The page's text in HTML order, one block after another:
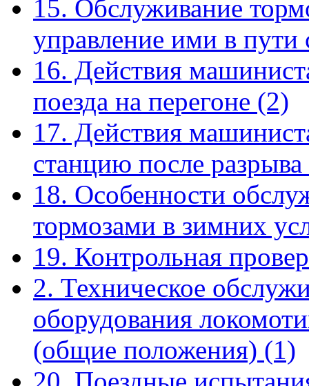
15. Обслуживание
управление ими в пути
16. Действия
поезда на перегоне (2)
17. Действия
станцию после разрыва
18. Особенности
тормозами в зимних
19. Контрольная
2. Техническое
оборудования
(общие положения) (1)